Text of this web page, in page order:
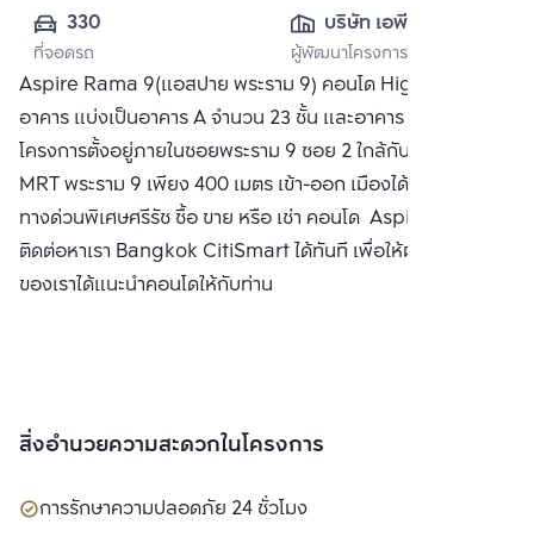
330
ที่จอดรถ
บริษัท เอพี (ไทย
แลนด์)
จำกัด(มหาชน)
ผู้พัฒนาโครงการ
Aspire Rama 9(แอสปาย พระราม 9) คอนโด High Rise 2
อาคาร แบ่งเป็นอาคาร A จำนวน 23 ชั้น และอาคาร B 25 ชั้น ตัว
โครงการตั้งอยู่ภายในซอยพระราม 9 ซอย 2 ใกล้กับรถไฟฟ้า
MRT พระราม 9 เพียง 400 เมตร เข้า-ออก เมืองได้สะดวกด้วย
ทางด่วนพิเศษศรีรัช ซื้อ ขาย หรือ เช่า คอนโด Aspire พระราม 9
ติดต่อหาเรา Bangkok CitiSmart ได้ทันที เพื่อให้ผู้เชี่ยวชาญ
ของเราได้แนะนำคอนโดให้กับท่าน
สิ่งอำนวยความสะดวกในโครงการ
การรักษาความปลอดภัย 24 ชั่วโมง